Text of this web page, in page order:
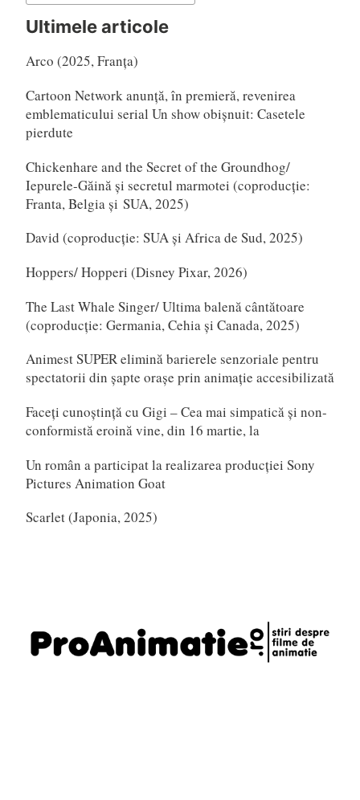
Ultimele articole
Arco (2025, Franța)
Cartoon Network anunță, în premieră, revenirea
emblematicului serial Un show obișnuit: Casetele
pierdute
Chickenhare and the Secret of the Groundhog/
Iepurele-Găină și secretul marmotei (coproducție:
Franta, Belgia și SUA, 2025)
David (coproducție: SUA și Africa de Sud, 2025)
Hoppers/ Hopperi (Disney Pixar, 2026)
The Last Whale Singer/ Ultima balenă cântătoare
(coproducție: Germania, Cehia și Canada, 2025)
Animest SUPER elimină barierele senzoriale pentru
spectatorii din șapte orașe prin animație accesibilizată
Faceți cunoștință cu Gigi – Cea mai simpatică și non-
conformistă eroină vine, din 16 martie, la
Un român a participat la realizarea producției Sony
Pictures Animation Goat
Scarlet (Japonia, 2025)